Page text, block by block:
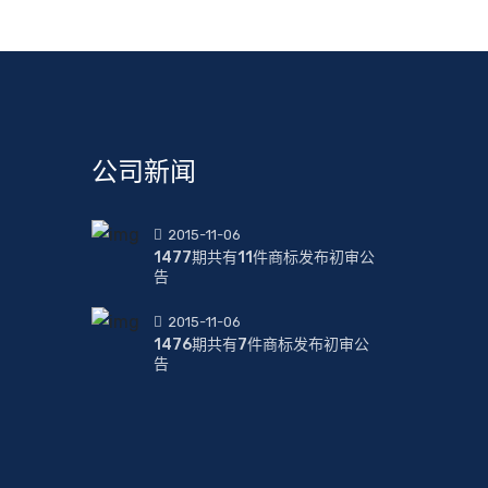
公司新闻
2015-11-06
1477期共有11件商标发布初审公
告
2015-11-06
1476期共有7件商标发布初审公
告